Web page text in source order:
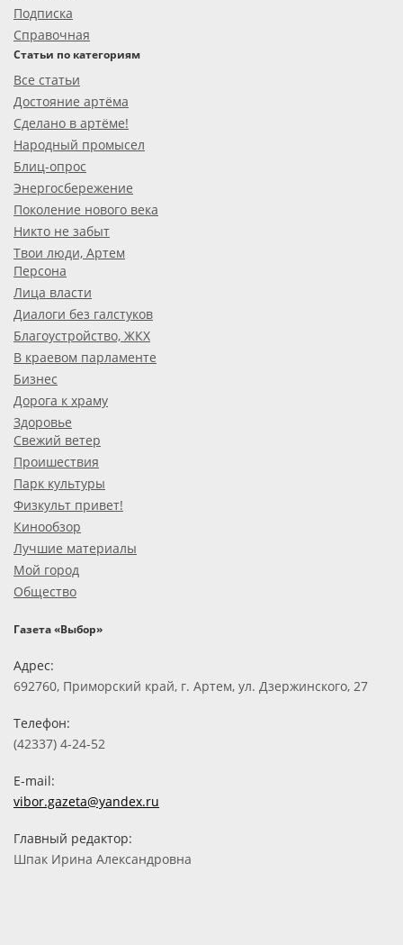
Подписка
Справочная
Статьи по категориям
Все статьи
Достояние артёма
Сделано в артёме!
Народный промысел
Блиц-опрос
Энергосбережение
Поколение нового века
Никто не забыт
Твои люди, Артем
Персона
Лица власти
Диалоги без галстуков
Благоустройство, ЖКХ
В краевом парламенте
Бизнес
Дорога к храму
Здоровье
Свежий ветер
Проишествия
Парк культуры
Физкульт привет!
Кинообзор
Лучшие материалы
Мой город
Общество
Газета «Выбор»
Адрес:
692760, Приморский край, г. Артем, ул. Дзержинского, 27
Телефон:
(42337) 4-24-52
E-mail:
vibor.gazeta@yandex.ru
Главный редактор:
Шпак Ирина Александровна